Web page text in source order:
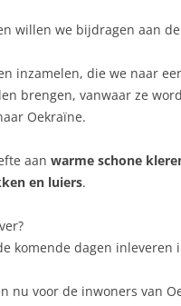
willen we bijdragen aan
inzamelen, die we naar
brengen, vanwaar ze
Oekraïne.
aan warme schone
en luiers.
komende dagen inleveren
nu voor de inwoners van